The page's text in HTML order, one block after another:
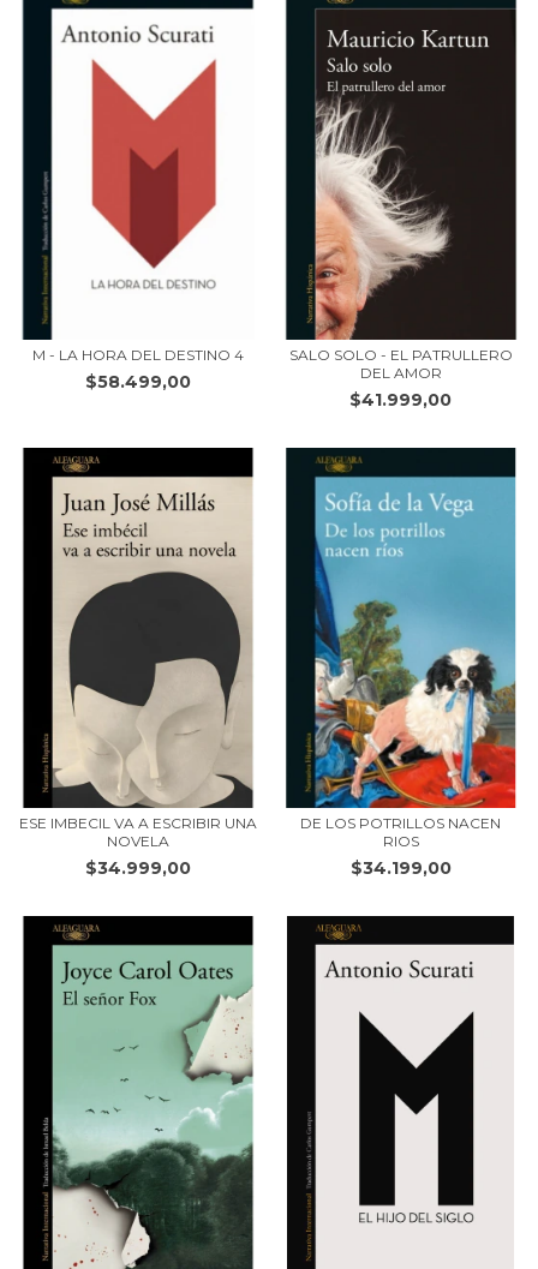
M - LA HORA DEL DESTINO 4
$58.499,00
SALO SOLO - EL PATRULLERO
DEL AMOR
$41.999,00
ESE IMBECIL VA A ESCRIBIR UNA
NOVELA
$34.999,00
DE LOS POTRILLOS NACEN
RIOS
$34.199,00